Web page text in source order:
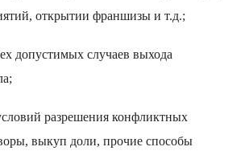
открытии франшизы и т.д.;
допустимых случаев выхода
разрешения конфликтных
выкуп доли, прочие способы